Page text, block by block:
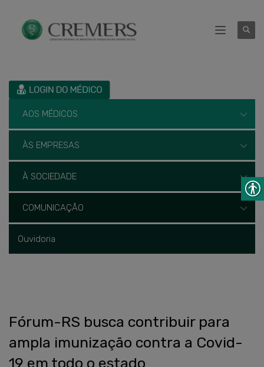
AOS MÉDICOS
ÀS EMPRESAS
À SOCIEDADE
COMUNICAÇÃO
Ouvidoria
Fórum-RS busca contribuir para
ampla imunização contra a Covid-
19 em todo o estado